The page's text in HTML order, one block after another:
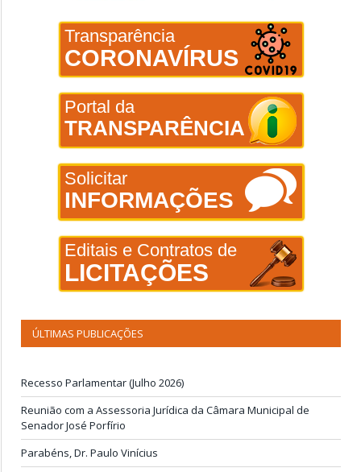
Transparência
CORONAVÍRUS
Portal da
TRANSPARÊNCIA
Solicitar
INFORMAÇÕES
Editais e Contratos de
LICITAÇÕES
ÚLTIMAS PUBLICAÇÕES
Recesso Parlamentar (Julho 2026)
Reunião com a Assessoria Jurídica da Câmara Municipal de
Senador José Porfírio
Parabéns, Dr. Paulo Vinícius